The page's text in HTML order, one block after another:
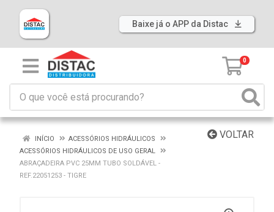
Baixe já o APP da Distac
0
VOLTAR
INÍCIO
ACESSÓRIOS HIDRÁULICOS
ACESSÓRIOS HIDRÁULICOS DE USO GERAL
ABRAÇADEIRA PVC 25MM TUBO SOLDÁVEL -
REF.22051253 - TIGRE